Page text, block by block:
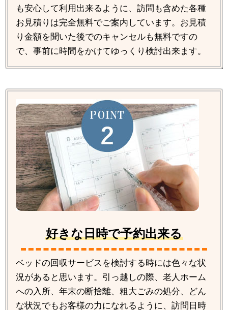
も安心して利用出来るように、訪問も含めた各種
お見積りは完全無料でご案内しています。お見積
り金額を聞いた後でのキャンセルも無料ですの
で、事前に時間をかけてゆっくり検討出来ます。
好きな日時で予約出来る
ベッドの回収サービスを検討する時には色々な状
況があると思います。引っ越しの際、老人ホーム
への入所、年末の断捨離、粗大ごみの処分、どん
な状況でもお客様の力になれるように、訪問日時